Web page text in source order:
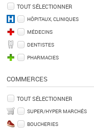
TOUT SÉLECTIONNER
HÔPITAUX, CLINIQUES
MÉDECINS
DENTISTES
PHARMACIES
COMMERCES
TOUT SÉLECTIONNER
SUPER/HYPER MARCHÉS
BOUCHERIES